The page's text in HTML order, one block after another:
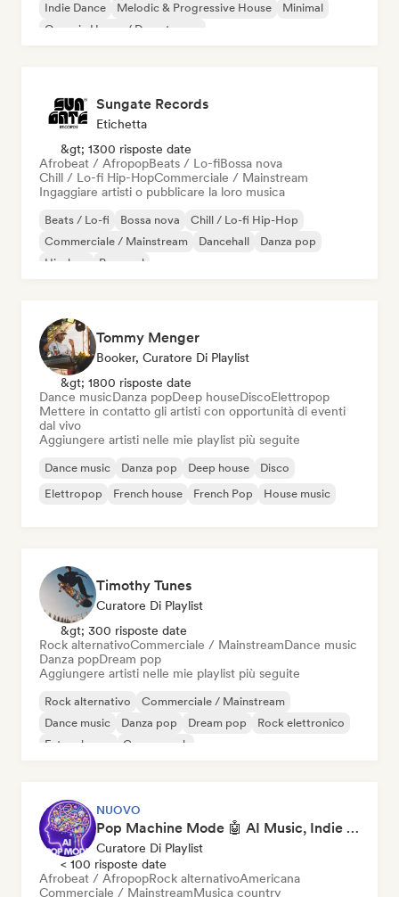
Indie Dance
Melodic & Progressive House
Minimal
Organic House / Downtempo
Sungate Records
Etichetta
&gt; 1300 risposte date
Afrobeat / AfropopBeats / Lo-fiBossa nova
Chill / Lo-fi Hip-HopCommerciale / Mainstream
Ingaggiare artisti o pubblicare la loro musica
Beats / Lo-fi Bossa nova
Chill / Lo-fi Hip-Hop
Commerciale / Mainstream
Dancehall
Danza pop
Hip-hop
Pop soul
Tommy Menger
Booker, Curatore Di Playlist
&gt; 1800 risposte date
Dance musicDanza popDeep houseDiscoElettropop
Mettere in contatto gli artisti con opportunità di eventi
dal vivo
Aggiungere artisti nelle mie playlist più seguite
Dance music Danza pop Deep house
Disco
Elettropop
French house French Pop House music
Timothy Tunes
Curatore Di Playlist
&gt; 300 risposte date
Rock alternativoCommerciale / MainstreamDance music
Danza popDream pop
Aggiungere artisti nelle mie playlist più seguite
Rock alternativo
Commerciale / Mainstream
Dance music
Danza pop Dream pop
Rock elettronico
Future house
Garage rock
NUOVO
Pop Machine Mode 🤖 AI Music, Indie Pop & Dream Pop
Curatore Di Playlist
< 100 risposte date
Afrobeat / AfropopRock alternativoAmericana
Commerciale / MainstreamMusica country